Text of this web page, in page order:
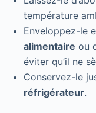
température
Enveloppez-le
alimentaire ou
éviter qu’il ne
Conservez-le
réfrigérateur.